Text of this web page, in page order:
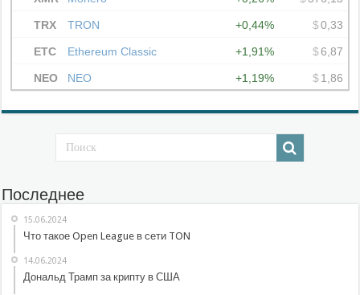
Последнее
15.06.2024
Что такое Open League в сети TON
14.06.2024
Дональд Трамп за крипту в США